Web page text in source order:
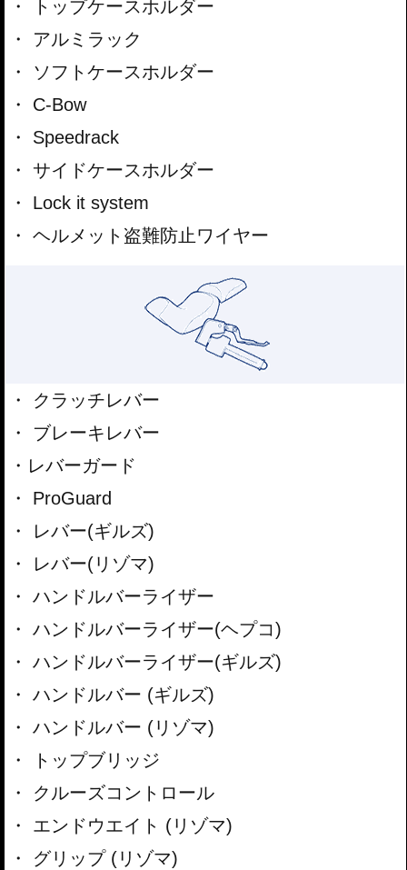
トップケースホルダー
アルミラック
ソフトケースホルダー
C-Bow
Speedrack
サイドケースホルダー
Lock it system
ヘルメット盗難防止ワイヤー
クラッチレバー
ブレーキレバー
レバーガード
ProGuard
レバー(ギルズ)
レバー(リゾマ)
ハンドルバーライザー
ハンドルバーライザー(ヘプコ)
ハンドルバーライザー(ギルズ)
ハンドルバー (ギルズ)
ハンドルバー (リゾマ)
トップブリッジ
クルーズコントロール
エンドウエイト (リゾマ)
グリップ (リゾマ)